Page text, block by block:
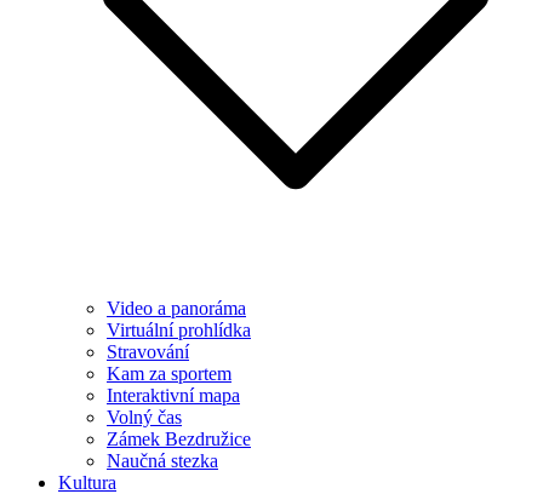
Video a panoráma
Virtuální prohlídka
Stravování
Kam za sportem
Interaktivní mapa
Volný čas
Zámek Bezdružice
Naučná stezka
Kultura